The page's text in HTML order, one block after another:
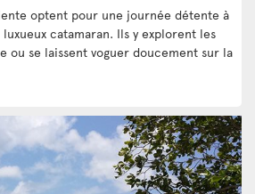
optent pour une journée détente à
luxueux catamaran. Ils y explorent les
ou se laissent voguer doucement sur la